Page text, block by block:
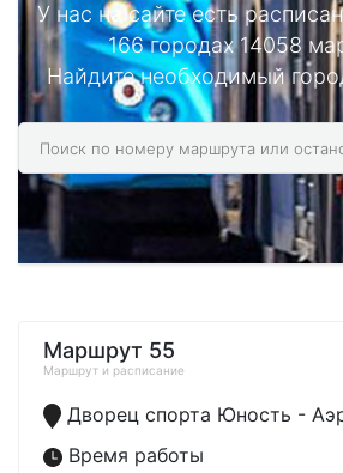
У нас на сайте есть
166 городах 14058
Найдите необходимый
Маршрут 55
Маршрут и расписание
Дворец спорта Юность -
Время работы